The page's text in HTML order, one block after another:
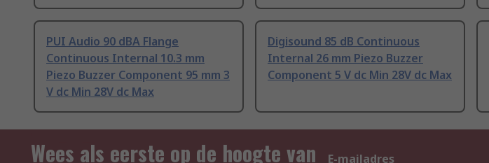
PUI Audio 90 dBA Flange
Continuous Internal 10.3 mm
Piezo Buzzer Component 95 mm 3
V dc Min 28V dc Max
Digisound 85 dB Continuous
Internal 26 mm Piezo Buzzer
Component 5 V dc Min 28V dc Max
Wees als eerste op de hoogte van
E-mailadres